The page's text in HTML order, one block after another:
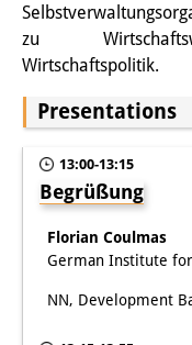
Recent
DIJ
DIJ
DIJ
DIJ Videos
zu
Wirtschaftspolitik.
Presentations
13:00-13:15
Begrüßung
Florian Coulmas
German Institute for
NN, Development